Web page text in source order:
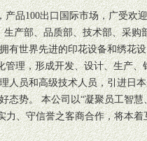
品100出口国际市场，广受欢
产部、品质部、技术部、采购
有世界先进的印花设备和绣花设
管理，形成开发、设计、生产、
人员和高级技术人员，引进日
态势。 本公司以“凝聚员工智慧
力、守信誉之客商合作，将本着